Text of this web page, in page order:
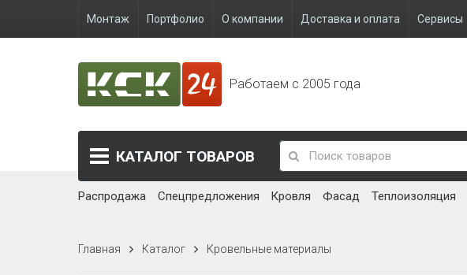
Монтаж Портфолио О компании Доставка и оплата Сервисы
Работаем с 2005 года
КАТАЛОГ ТОВАРОВ
Распродажа Спецпредложения Кровля Фасад Теплоизоляция
Главная Каталог Кровельные материалы